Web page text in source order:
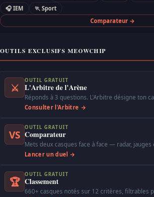
🎧 IEM
🏃 Sport
Comparateur →
OUTILS EXCLUSIFS MEOWCHIP
⚔
OUTIL GRATUIT
L'Arbitre de l'Arène
Réponds à 3 questions. L'Arbitre désigne ton
Consulter l'Arbitre →
VS
OUTIL GRATUIT
Comparateur
Mets deux casques face à face — radar, jauges
Lancer un duel →
🏆
OUTIL GRATUIT
Classement
660+ casques notés sur 12 critères, filtrables